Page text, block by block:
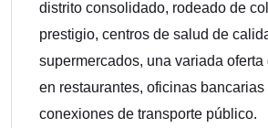
distrito consolidado, rodeado de
prestigio, centros de salud de
supermercados, una variada oferta
en restaurantes, oficinas
conexiones de transporte público.